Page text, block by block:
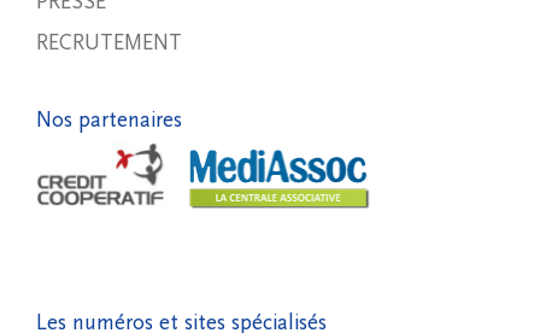
RECRUTEMENT
Nos partenaires
Les numéros et sites spécialisés